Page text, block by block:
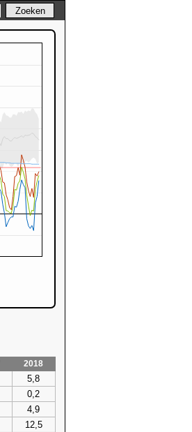
2018
5,8
0,2
4,9
12,5